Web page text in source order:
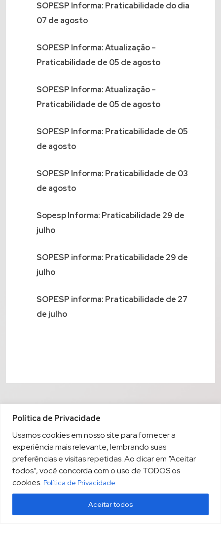
Política de Privacidade
Usamos cookies em nosso site para fornecer a
experiência mais relevante, lembrando suas
preferências e visitas repetidas. Ao clicar em “Aceitar
todos”, você concorda com o uso de TODOS os
cookies. Política de Privacidade
Aceitar todos
SOPESP Informa: Praticabilidade do dia
07 de agosto
SOPESP Informa: Atualização –
Praticabilidade de 05 de agosto
SOPESP Informa: Atualização –
Praticabilidade de 05 de agosto
SOPESP Informa: Praticabilidade de 05
de agosto
SOPESP Informa: Praticabilidade de 03
de agosto
Sopesp Informa: Praticabilidade 29 de
julho
SOPESP informa: Praticabilidade 29 de
julho
SOPESP informa: Praticabilidade de 27
de julho